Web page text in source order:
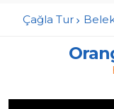
Çağla Tur